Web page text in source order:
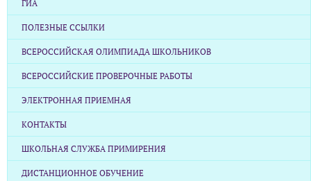
ГИА
ПОЛЕЗНЫЕ ССЫЛКИ
ВСЕРОССИЙСКАЯ ОЛИМПИАДА ШКОЛЬНИКОВ
ВСЕРОССИЙСКИЕ ПРОВЕРОЧНЫЕ РАБОТЫ
ЭЛЕКТРОННАЯ ПРИЕМНАЯ
КОНТАКТЫ
ШКОЛЬНАЯ СЛУЖБА ПРИМИРЕНИЯ
ДИСТАНЦИОННОЕ ОБУЧЕНИЕ